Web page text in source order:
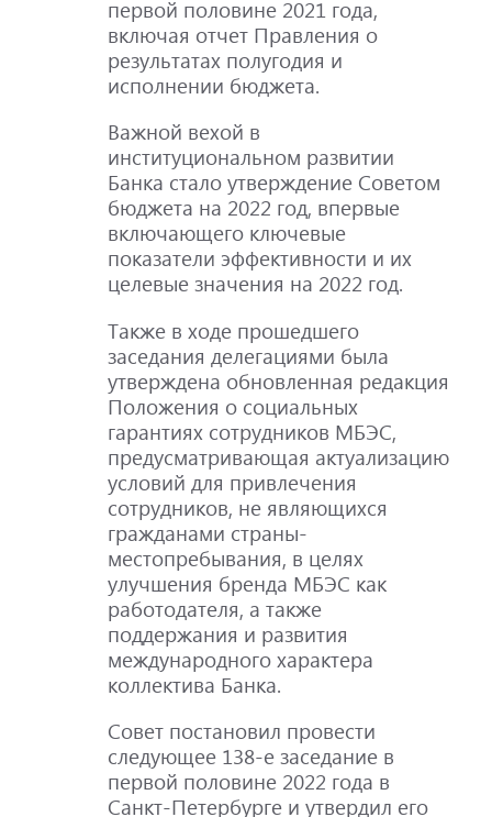
первой половине 2021 года,
включая отчет Правления о
результатах полугодия и
исполнении бюджета.
Важной вехой в
институциональном развитии
Банка стало утверждение Советом
бюджета на 2022 год, впервые
включающего ключевые
показатели эффективности и их
целевые значения на 2022 год.
Также в ходе прошедшего
заседания делегациями была
утверждена обновленная редакция
Положения о социальных
гарантиях сотрудников МБЭС,
предусматривающая актуализацию
условий для привлечения
сотрудников, не являющихся
гражданами страны-
местопребывания, в целях
улучшения бренда МБЭС как
работодателя, а также
поддержания и развития
международного характера
коллектива Банка.
Совет постановил провести
следующее 138-е заседание в
первой половине 2022 года в
Санкт-Петербурге и утвердил его